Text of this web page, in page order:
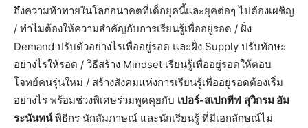
ถึงความท้าทายในโลกอนาคตที่เด็กยุคนี้และยุคต่อๆ ไปต้องเผชิญ
/ ทำไมต้องให้ความสำคัญกับการเรียนรู้เพื่ออยู่รอด / ฝั่ง
Demand ปรับตัวอย่างไรเพื่ออยู่รอด และฝั่ง Supply ปรับทักษะ
อย่างไรให้รอด / วิธีสร้าง Mindset เรียนรู้เพื่ออยู่รอดให้ตอบ
โจทย์คนรุ่นใหม่ / สร้างสังคมแห่งการเรียนรู้เพื่ออยู่รอดต้องเริ่ม
อย่างไร พร้อมช่วงพิเศษร่วมพูดคุยกับ เปอร์-สเปกทีฟ สุวิกรม อัม
ระนันทน์พิธีกร นักสัมภาษณ์ และนักเรียนรู้ ที่มีเอกลักษณ์ไม่